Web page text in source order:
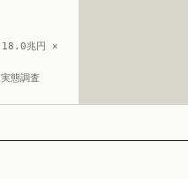
18.0兆円 ×
態調査